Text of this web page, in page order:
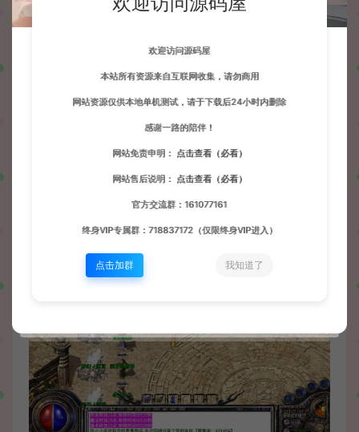
欢迎访问源码屋
本站所有资源来自互联网收集，请勿商用
网站资源仅供本地单机测试，请于下载后24小时内删除
感谢一路的陪伴！
网站免责申明： 点击查看（必看）
网站售后说明： 点击查看（必看）
官方交流群：161077161
终身VIP专属群：718837172（仅限终身VIP进入）
点击加群 我知道了